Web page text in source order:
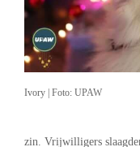
Ivory | Foto: UPAW
zin. Vrijwilligers